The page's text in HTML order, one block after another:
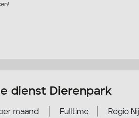
dienst Dierenpark
maand Fulltime Regio